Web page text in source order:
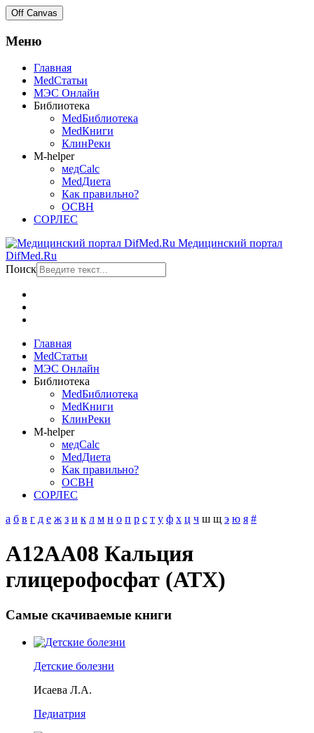
Off Canvas
Меню
Главная
MedСтатьи
МЭС Онлайн
Библиотека
MedБиблиотека
MedКниги
КлинРеки
M-helper
медCalc
MedДиета
Как правильно?
ОСВН
СОРЛЕС
Медицинский портал
DifMed.Ru
Поиск
Главная
MedСтатьи
МЭС Онлайн
Библиотека
MedБиблиотека
MedКниги
КлинРеки
M-helper
медCalc
MedДиета
Как правильно?
ОСВН
СОРЛЕС
а б в г д е ж з и к л м н о п р с т у ф х ц ч ш щ э ю я #
A12AA08 Кальция
глицерофосфат (АТХ)
Самые скачиваемые книги
Детские болезни
Исаева Л.А.
Педиатрия